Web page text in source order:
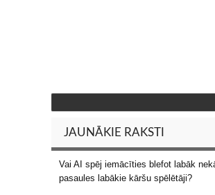
JAUNĀKIE RAKSTI
Vai AI spēj iemācīties blefot labāk
pasaules labākie kāršu spēlētāji?